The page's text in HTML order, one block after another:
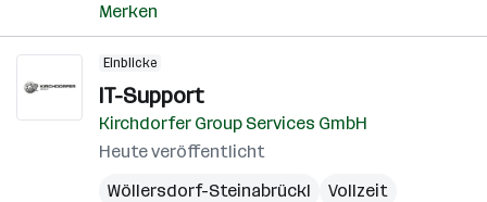
Merken
Einblicke
IT-Support
Kirchdorfer Group Services GmbH
Heute veröffentlicht
Wöllersdorf-Steinabrückl
Vollzeit